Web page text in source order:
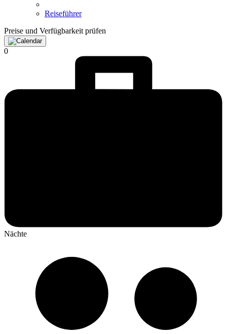
Reiseführer
Preise und Verfügbarkeit prüfen
0
Nächte